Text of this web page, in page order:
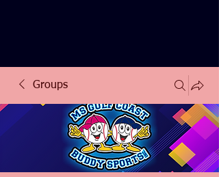
Groups